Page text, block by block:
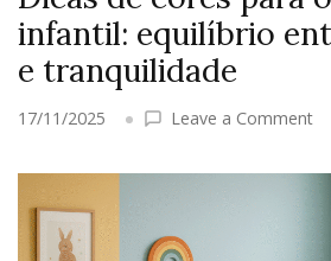
infantil: equilíbrio
e tranquilidade
17/11/2025 Leave a Commenton
de
o